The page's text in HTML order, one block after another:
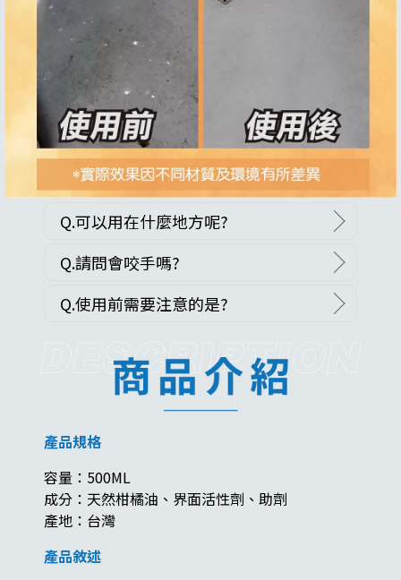
Q.可以用在什麼地方呢?
Q.請問會咬手嗎?
Q.使用前需要注意的是?
產品規格
容量：500ML
成分：天然柑橘油、界面活性劑、助劑
產地：台灣
產品敘述